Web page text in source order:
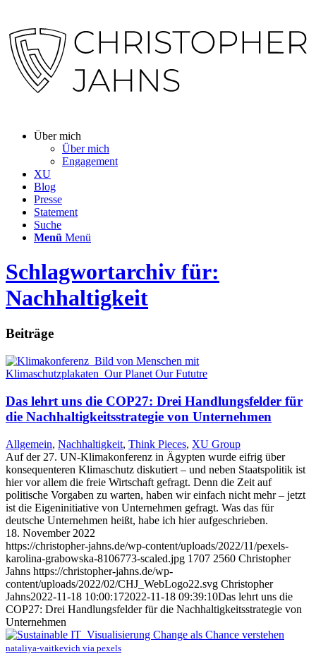
Über mich
Über mich
Engagement
XU
Blog
Presse
Statement
Suche
Menü Menü
Schlagwortarchiv für:
Nachhaltigkeit
Beiträge
Das lehrt uns die COP27: Drei Handlungsfelder für
die Nachhaltigkeitsstrategie von Unternehmen
Allgemein, Nachhaltigkeit, Think Pieces, XU Group
Auf der 27. UN-Klimakonferenz in Ägypten wurde eifrig über
konsequenteren Klimaschutz diskutiert – und neben Staatspolitik ist
hier vor allem die freie Wirtschaft gefragt. Denn die Zeit auf
politische Vorgaben zu warten, haben wir einfach nicht mehr – jetzt
ist die Eigeninitiative von Unternehmen gefragt. Was das für
deutsche Unternehmen heißt, habe ich hier aufgeschrieben.
18. November 2022
https://christopher-jahns.de/wp-content/uploads/2022/11/pexels-
karolina-grabowska-8106773-scaled.jpg 1707 2560 Christopher
Jahns https://christopher-jahns.de/wp-
content/uploads/2022/02/CHJ_WebLogo22.svg Christopher
Jahns2022-11-18 10:00:172022-11-18 09:39:10Das lehrt uns die
COP27: Drei Handlungsfelder für die Nachhaltigkeitsstrategie von
Unternehmen
nataliya-vaitkevich via pexels